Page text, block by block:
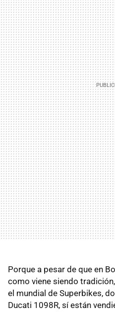
Porque a pesar de que en
como viene siendo
el mundial de Superbikes,
Ducati 1098R, sí están